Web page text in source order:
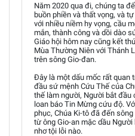
Năm 2020 qua đi, chúng ta
buồn phiền và thất vọng, và
với nhiều niềm hy vọng, cầu
mắn, thành công và dồi dào
Giáo hội hôm nay cũng kết
Mùa Thường Niên với Thánh
trên sông Gio-đan.
Đây là một dấu mốc rất quan
đầu sứ mệnh Cứu Thế của
thế làm người, Người bắt đầu
loan báo Tin Mừng cứu độ.
phục, Chúa Ki-tô đã đến
từ ông Gio-an mặc dầu
nhơ tội lỗi nào.